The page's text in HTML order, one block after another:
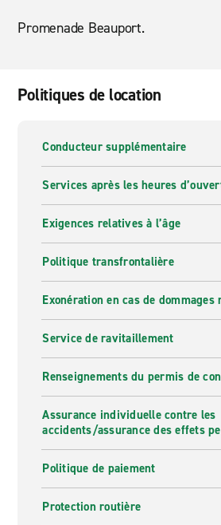
Promenade Beauport.
Politiques de location
Conducteur supplémentaire
Services après les heures
Exigences relatives à l’âge
Politique transfrontalière
Exonération en cas de dommages
Service de ravitaillement
Renseignements du permis de
Assurance individuelle contre les
accidents/assurance des effets
Politique de paiement
Protection routière